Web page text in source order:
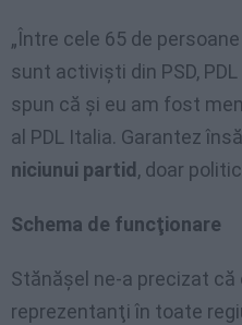
„Între cele 65 de
sunt activişti din PSD,
spun că şi eu am fost
al PDL Italia. Garantez
niciunui partid , doar
Schema de funcţionare
Stănăşel ne-a precizat
reprezentanţi în toate